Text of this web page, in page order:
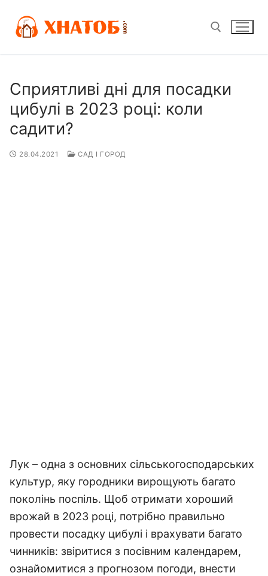
вмісту
Сприятливі дні для посадки
цибулі в 2023 році: коли
садити?
28.04.2021 САД І ГОРОД
Лук – одна з основних сільськогосподарських
культур, яку городники вирощують багато
поколінь поспіль. Щоб отримати хороший
врожай в 2023 році, потрібно правильно
провести посадку цибулі і врахувати багато
чинників: звіритися з посівним календарем,
ознайомитися з прогнозом погоди, внести